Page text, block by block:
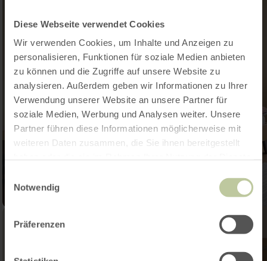
Diese Webseite verwendet Cookies
Wir verwenden Cookies, um Inhalte und Anzeigen zu
personalisieren, Funktionen für soziale Medien anbieten
zu können und die Zugriffe auf unsere Website zu
analysieren. Außerdem geben wir Informationen zu Ihrer
Verwendung unserer Website an unsere Partner für
soziale Medien, Werbung und Analysen weiter. Unsere
Partner führen diese Informationen möglicherweise mit
weiteren Daten zusammen, die Sie ihnen bereitgestellt
Notwendig
Präferenzen